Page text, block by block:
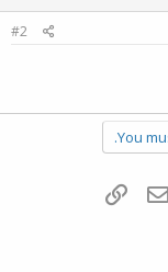
#2
You
דואר אלקטרוני